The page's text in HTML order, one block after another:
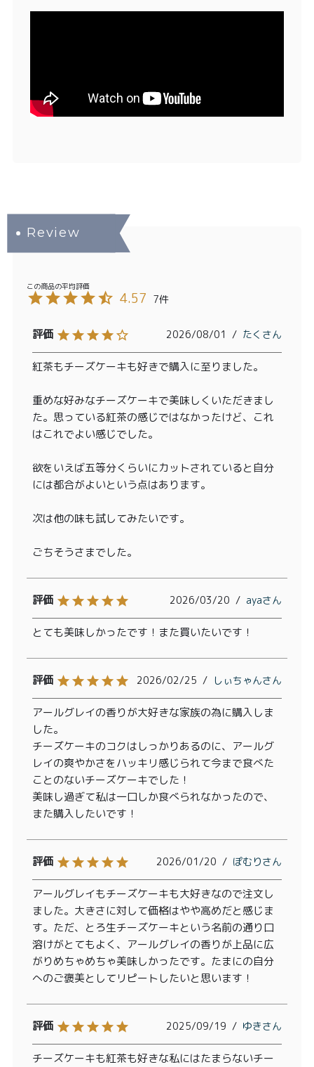
4.57 7
たく
2026/08/01
紅茶もチーズケーキも好きで購入に至りました。
重めな好みなチーズケーキで美味しくいただきまし
た。思っている紅茶の感じではなかったけど、これ
はこれでよい感じでした。
欲をいえば五等分くらいにカットされていると自分
には都合がよいという点はあります。
次は他の味も試してみたいです。
ごちそうさまでした。
aya
2026/03/20
とても美味しかったです！また買いたいです！
しぃちゃん
2026/02/25
アールグレイの香りが大好きな家族の為に購入しま
した。
チーズケーキのコクはしっかりあるのに、アールグ
レイの爽やかさをハッキリ感じられて今まで食べた
ことのないチーズケーキでした！
美味し過ぎて私は一口しか食べられなかったので、
また購入したいです！
ぽむり
2026/01/20
アールグレイもチーズケーキも大好きなので注文し
ました。大きさに対して価格はやや高めだと感じま
す。ただ、とろ生チーズケーキという名前の通り口
溶けがとてもよく、アールグレイの香りが上品に広
がりめちゃめちゃ美味しかったです。たまにの自分
へのご褒美としてリピートしたいと思います！
ゆき
2025/09/19
チーズケーキも紅茶も好きな私にはたまらないチー